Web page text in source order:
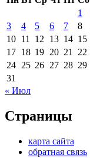
1
3
4 5 6 7 8
10 11 12 13 14 15
17 18 19 20 21 22
24 25 26 27 28 29
31
« Июл
Страницы
карта сайта
обратная связь